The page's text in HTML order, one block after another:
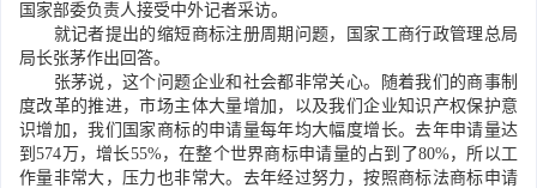
国家部委负责人接受中外记者采访。
就记者提出的缩短商标注册周期问题，国家工商行政管理总局
局长张茅作出回答。
张茅说，这个问题企业和社会都非常关心。随着我们的商事制
度改革的推进，市场主体大量增加，以及我们企业知识产权保护意
识增加，我们国家商标的申请量每年均大幅度增长。去年申请量达
到574万，增长55%，在整个世界商标申请量的占到了80%，所以工
作量非常大，压力也非常大。去年经过努力，按照商标法商标申请